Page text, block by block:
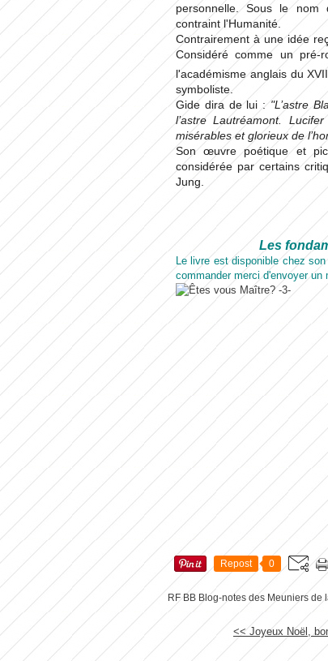
personnelle. Sous le nom
contraint l'Humanité.
Contrairement à une idée
Considéré comme un
l'académisme anglais du
symboliste.
Gide dira de lui : "L’astre
l’astre Lautréamont.
misérables et glorieux de
Son œuvre poétique et
considérée par certains
Jung.
Les
Le livre est disponible chez
commander merci d'envoyer
Repost 0
RF BB Blog-notes des Meuniers de
<< Joyeux Noël,